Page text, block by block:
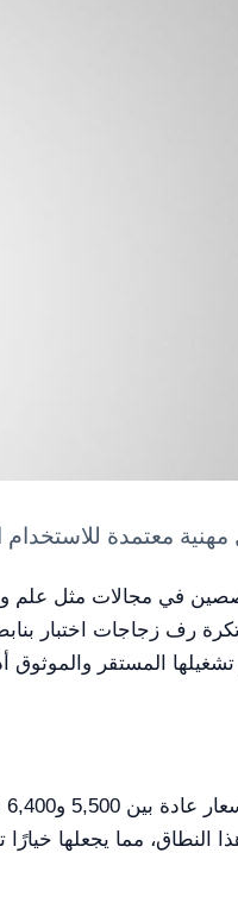
رف زجاجات اختبار
والسعة والمواصفات. تُقدّم